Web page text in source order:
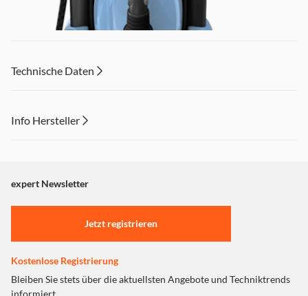
von Kleidung und Haushaltstextilien
Technische Daten
Info Hersteller
"Marketing".
Einstellungen anpassen
expert Newsletter
Jetzt registrieren
Kostenlose Registrierung
Bleiben Sie stets über die aktuellsten Angebote und Techniktrends
informiert.